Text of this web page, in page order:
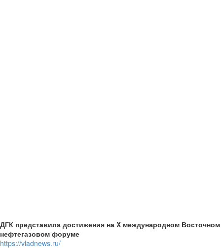
ДГК представила достижения на X международном Восточном
нефтегазовом форуме
https://vladnews.ru/